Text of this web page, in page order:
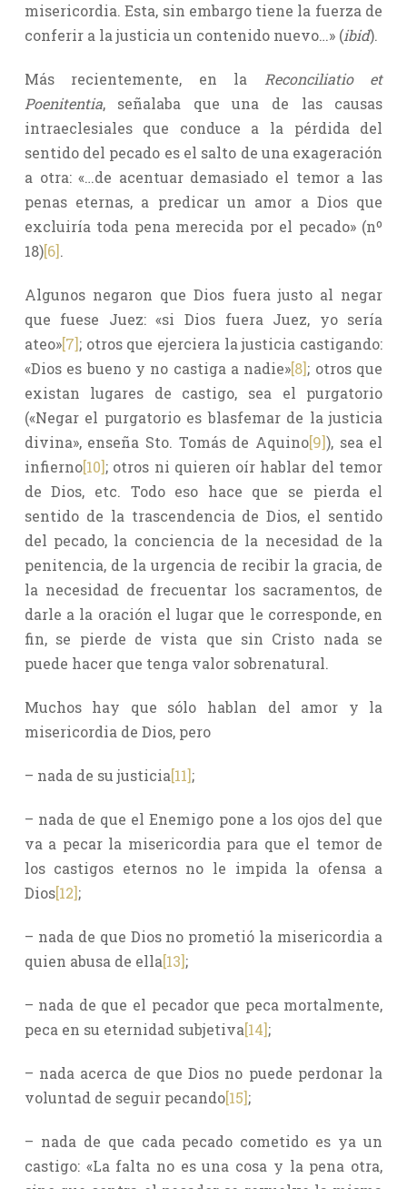
misericordia. Esta, sin embargo tiene la fuerza de
conferir a la justicia un contenido nuevo…» (ibid).
Más recientemente, en la
Reconciliatio et
Poenitentia, señalaba que una de las causas
intraeclesiales que conduce a la pérdida del
sentido del pecado es el salto de una exageración
a otra: «…de acentuar demasiado el temor a las
penas eternas, a predicar un amor a Dios que
excluiría toda pena merecida por el pecado» (nº
18)[6].
Algunos negaron que Dios fuera justo al negar
que fuese Juez: «si Dios fuera Juez, yo sería
ateo»[7]; otros que ejerciera la justicia castigando:
«Dios es bueno y no castiga a nadie»[8]; otros que
existan lugares de castigo, sea el purgatorio
(«Negar el purgatorio es blasfemar de la justicia
divina», enseña Sto. Tomás de Aquino[9]), sea el
infierno[10]; otros ni quieren oír hablar del temor
de Dios, etc. Todo eso hace que se pierda el
sentido de la trascendencia de Dios, el sentido
del pecado, la conciencia de la necesidad de la
penitencia, de la urgencia de recibir la gracia, de
la necesidad de frecuentar los sacramentos, de
darle a la oración el lugar que le corresponde, en
fin, se pierde de vista que sin Cristo nada se
puede hacer que tenga valor sobrenatural.
Muchos hay que sólo hablan del amor y la
misericordia de Dios, pero
– nada de su justicia[11];
– nada de que el Enemigo pone a los ojos del que
va a pecar la misericordia para que el temor de
los castigos eternos no le impida la ofensa a
Dios[12];
– nada de que Dios no prometió la misericordia a
quien abusa de ella[13];
– nada de que el pecador que peca mortalmente,
peca en su eternidad subjetiva[14];
– nada acerca de que Dios no puede perdonar la
voluntad de seguir pecando[15];
– nada de que cada pecado cometido es ya un
castigo: «La falta no es una cosa y la pena otra,